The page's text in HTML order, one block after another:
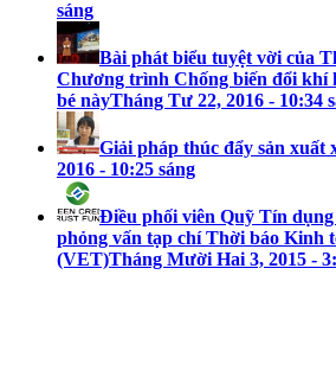
sáng
Bài phát biểu tuyệt vời của
Chương trình Chống biến đổi khí
bé nàyTháng Tư 22, 2016 - 10:34
Giải pháp thúc đẩy sản xuất
2016 - 10:25 sáng
Điều phối viên Quỹ Tín
phỏng vấn tạp chí Thời báo Kinh
(VET)Tháng Mười Hai 3, 2015 -